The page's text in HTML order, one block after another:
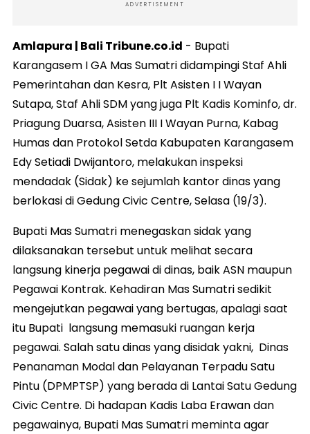
ADVERTISEMENT
Amlapura | Bali Tribune.co.id - Bupati
Karangasem I GA Mas Sumatri didampingi Staf Ahli
Pemerintahan dan Kesra, Plt Asisten I I Wayan
Sutapa, Staf Ahli SDM yang juga Plt Kadis Kominfo, dr.
Priagung Duarsa, Asisten III I Wayan Purna, Kabag
Humas dan Protokol Setda Kabupaten Karangasem
Edy Setiadi Dwijantoro, melakukan inspeksi
mendadak (Sidak) ke sejumlah kantor dinas yang
berlokasi di Gedung Civic Centre, Selasa (19/3).
Bupati Mas Sumatri menegaskan sidak yang
dilaksanakan tersebut untuk melihat secara
langsung kinerja pegawai di dinas, baik ASN maupun
Pegawai Kontrak. Kehadiran Mas Sumatri sedikit
mengejutkan pegawai yang bertugas, apalagi saat
itu Bupati langsung memasuki ruangan kerja
pegawai. Salah satu dinas yang disidak yakni, Dinas
Penanaman Modal dan Pelayanan Terpadu Satu
Pintu (DPMPTSP) yang berada di Lantai Satu Gedung
Civic Centre. Di hadapan Kadis Laba Erawan dan
pegawainya, Bupati Mas Sumatri meminta agar